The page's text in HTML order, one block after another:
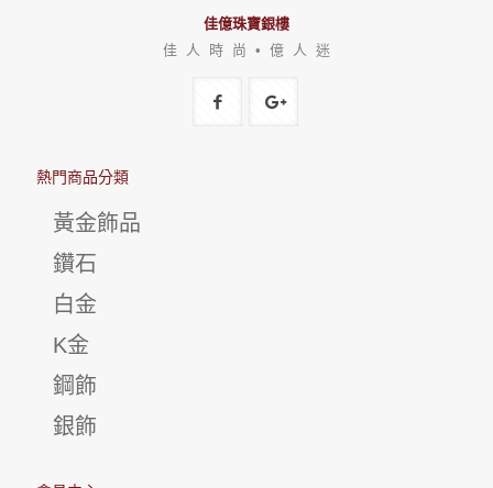
佳億珠寶銀樓
佳 人 時 尚 • 億 人 迷
熱門商品分類
黃金飾品
鑽石
白金
K金
鋼飾
銀飾